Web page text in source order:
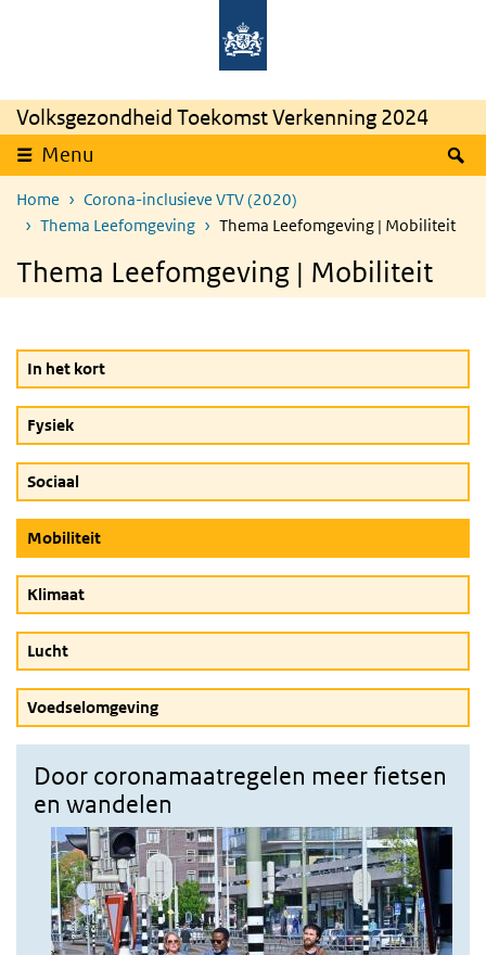
Overslaan en naar de inhoud gaan
Sport
Volksgezondheid Toekomst Verkenning 2024
Menu
Home
Corona-inclusieve VTV (2020)
Thema Leefomgeving
Thema Leefomgeving | Mobiliteit
Thema Leefomgeving | Mobiliteit
In het kort
Fysiek
Sociaal
Mobiliteit(Actieve knop)
Klimaat
Lucht
Voedselomgeving
Door coronamaatregelen meer fietsen
en wandelen